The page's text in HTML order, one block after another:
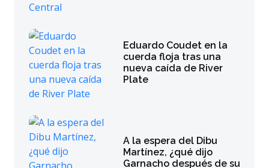
Eduardo Coudet en la
cuerda floja tras una
nueva caída de River
Plate
A la espera del Dibu
Martínez, ¿qué dijo
Garnacho después de su